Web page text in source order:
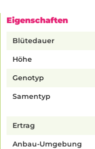
Eigenschaften
Blütedauer
Höhe
Genotyp
Samentyp
Ertrag
Anbau-Umgebung